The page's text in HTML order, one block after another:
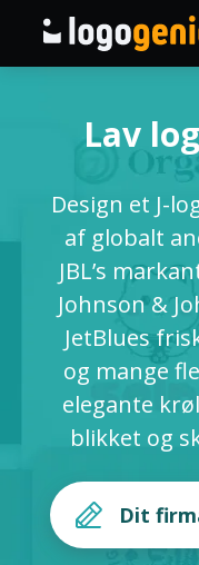
AI logogenerator
Logoidéer
Trykte
Blog
Lav
Design et J-
af globalt
JBL’s
Johnson &
JetBlues
og mange
elegante
blikket og